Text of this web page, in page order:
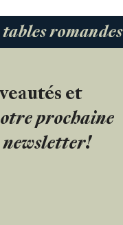
romandes
et
prochaine
newsletter!